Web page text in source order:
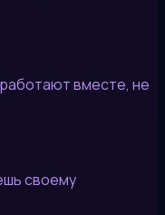
вместе, не
своему